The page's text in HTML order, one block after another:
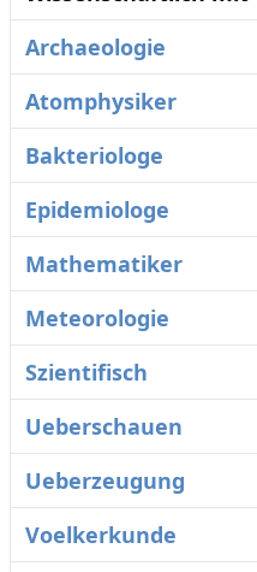
Archaeologie
Atomphysiker
Bakteriologe
Epidemiologe
Mathematiker
Meteorologie
Szientifisch
Ueberschauen
Ueberzeugung
Voelkerkunde